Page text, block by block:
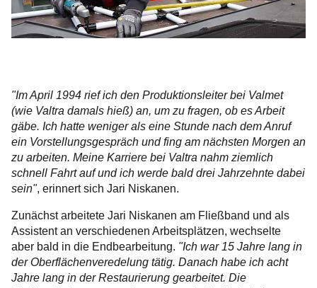
"Im April 1994 rief ich den Produktionsleiter bei Valmet
(wie Valtra damals hieß) an, um zu fragen, ob es Arbeit
gäbe. Ich hatte weniger als eine Stunde nach dem Anruf
ein Vorstellungsgespräch und fing am nächsten Morgen an
zu arbeiten. Meine Karriere bei Valtra nahm ziemlich
schnell Fahrt auf und ich werde bald drei Jahrzehnte dabei
sein", erinnert sich Jari Niskanen.
Zunächst arbeitete Jari Niskanen am Fließband und als
Assistent an verschiedenen Arbeitsplätzen, wechselte
aber bald in die Endbearbeitung. "Ich war 15 Jahre lang in
der Oberflächenveredelung tätig. Danach habe ich acht
Jahre lang in der Restaurierung gearbeitet. Die